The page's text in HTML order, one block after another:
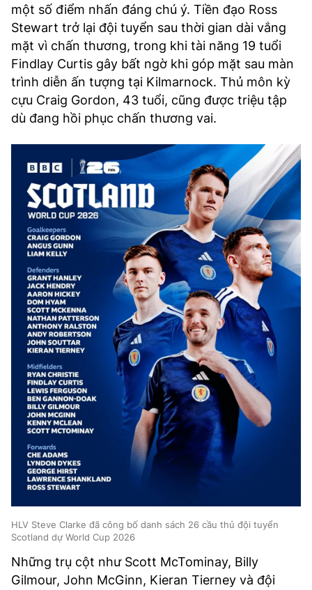
một số điểm nhấn đáng chú ý. Tiền đạo Ross
Stewart trở lại đội tuyển sau thời gian dài vắng
mặt vì chấn thương, trong khi tài năng 19 tuổi
Findlay Curtis gây bất ngờ khi góp mặt sau màn
trình diễn ấn tượng tại Kilmarnock. Thủ môn kỳ
cựu Craig Gordon, 43 tuổi, cũng được triệu tập
dù đang hồi phục chấn thương vai.
HLV Steve Clarke đã công bố danh sách 26 cầu thủ đội tuyển
Scotland dự World Cup 2026
Những trụ cột như Scott McTominay, Billy
Gilmour, John McGinn, Kieran Tierney và đội